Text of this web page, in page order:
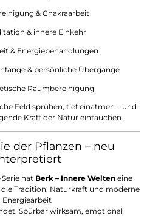
& Chakraarbeit
& innere Einkehr
& Energiebehandlungen
& persönliche Übergänge
Raumbereinigung
Feld sprühen, tief einatmen – und
Kraft der Natur eintauchen.
der Pflanzen – neu
hat Berk – Innere Welten eine
die Tradition, Naturkraft und moderne
Energiearbeit
Spürbar wirksam, emotional